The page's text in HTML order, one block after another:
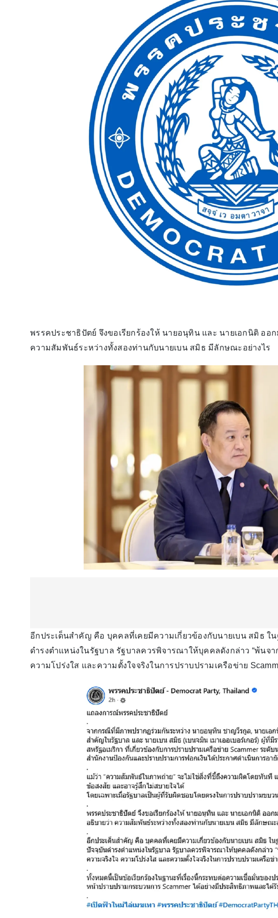
พรรคประชาธิปัตย์ จึงขอเรียกร้องให้ นายอนุทิน และ นายเอกนิติ อ
ความสัมพันธ์ระหว่างทั้งสองท่านกับนายเบน สมิธ มีลักษณะอย่างไร
อีกประเด็นสำคัญ คือ บุคคลที่เคยมีความเกี่ยวข้องกับนายเบน สมิธ ใ
ดำรงตำแหน่งในรัฐบาล รัฐบาลควรพิจารณาให้บุคคลดังกล่าว “พ้นจ
ความโปร่งใส และความตั้งใจจริงในการปราบปรามเครือข่าย